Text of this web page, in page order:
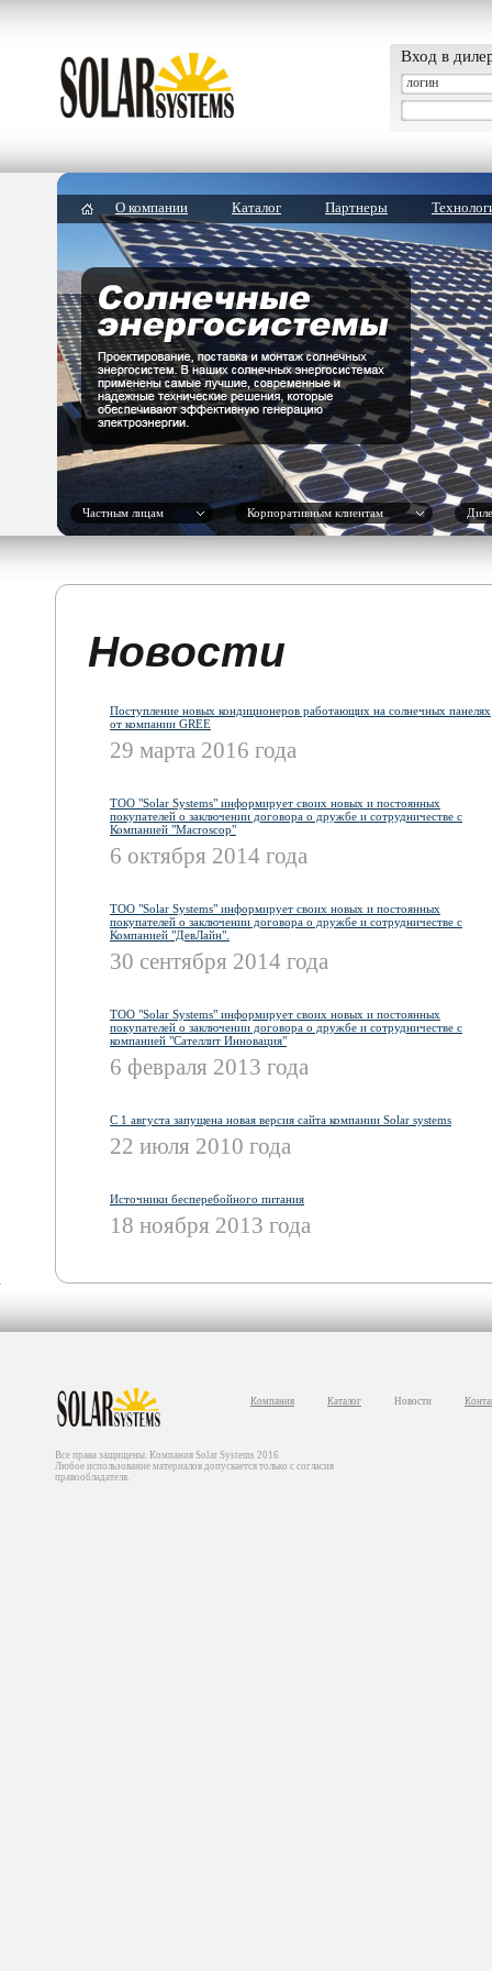
Вход в
О компании Каталог Партнеры
Частным лицам Корпоративным клиентам
Новости
Поступление новых кондиционеров работающих на солнечных панелях
от компании GREE
29 марта 2016 года
ТОО "Solar Systems" информирует своих новых и постоянных
покупателей о заключении договора о дружбе и сотрудничестве с
Компанией "Macroscop"
6 октября 2014 года
ТОО "Solar Systems" информирует своих новых и постоянных
покупателей о заключении договора о дружбе и сотрудничестве с
Компанией "ДевЛайн".
30 сентября 2014 года
ТОО "Solar Systems" информирует своих новых и постоянных
покупателей о заключении договора о дружбе и сотрудничестве с
компанией "Сателлит Инновация"
6 февраля 2013 года
С 1 августа запущена новая версия сайта компании Solar systems
22 июля 2010 года
Источники бесперебойного питания
18 ноября 2013 года
Компания Каталог Новости
Все права защищены. Компания Solar Systems 2016
Любое использование материалов допускается только с согласия
правообладателя.